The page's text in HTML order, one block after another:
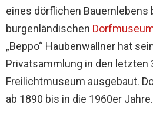
eines dörflichen Bauernlebens
burgenländischen
„Beppo“ Haubenwallner hat
Privatsammlung in den letzten
Freilichtmuseum ausgebaut.
ab 1890 bis in die 1960er Jahre.